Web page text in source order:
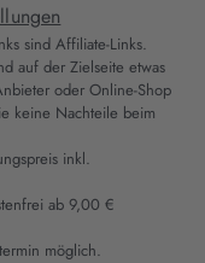
sind Affiliate-Links.
auf der Zielseite etwas
oder Online-Shop
keine Nachteile beim
inkl.
ab 9,00 €
möglich.